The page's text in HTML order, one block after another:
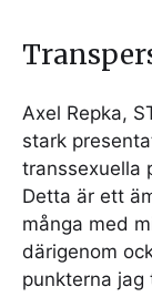
Axel Repka,
stark
transsexuella
Detta är ett
många med
därigenom
punkterna jag